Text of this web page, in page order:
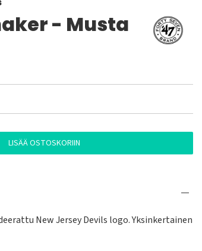
- Musta
LISÄÄ OSTOSKORIIN
New Jersey Devils logo. Yksinkertainen